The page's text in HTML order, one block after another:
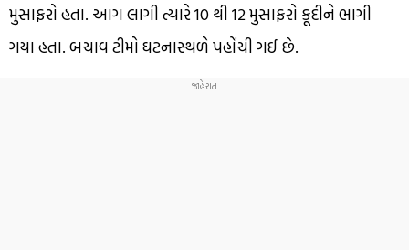
મુસાફરો હતા. આગ લાગી ત્યારે 10 થી 12 મુસાફરો કૂદીને ભાગી
ગયા હતા. બચાવ ટીમો ઘટનાસ્થળે પહોંચી ગઈ છે.